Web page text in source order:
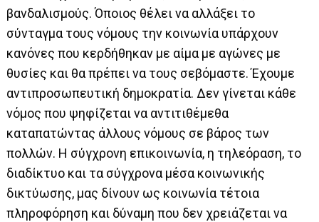
βανδαλισμούς. Όποιος θέλει να αλλάξει το
σύνταγμα τους νόμους την κοινωνία υπάρχουν
κανόνες που κερδήθηκαν με αίμα με αγώνες με
θυσίες και θα πρέπει να τους σεβόμαστε. Έχουμε
αντιπροσωπευτική δημοκρατία. Δεν γίνεται κάθε
νόμος που ψηφίζεται να αντιτιθέμεθα
καταπατώντας άλλους νόμους σε βάρος των
πολλών. Η σύγχρονη επικοινωνία, η τηλεόραση, το
διαδίκτυο και τα σύγχρονα μέσα κοινωνικής
δικτύωσης, μας δίνουν ως κοινωνία τέτοια
πληροφόρηση και δύναμη που δεν χρειάζεται να